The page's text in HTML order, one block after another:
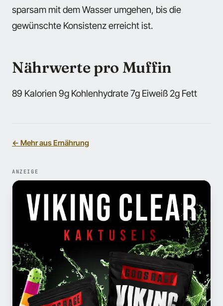
sparsam mit dem Wasser umgehen, bis die
gewünschte Konsistenz erreicht ist.
Nährwerte pro Muffin
89 Kalorien 9g Kohlenhydrate 7g Eiweiß 2g Fett
← Mehr aus Ernährung
ANZEIGE